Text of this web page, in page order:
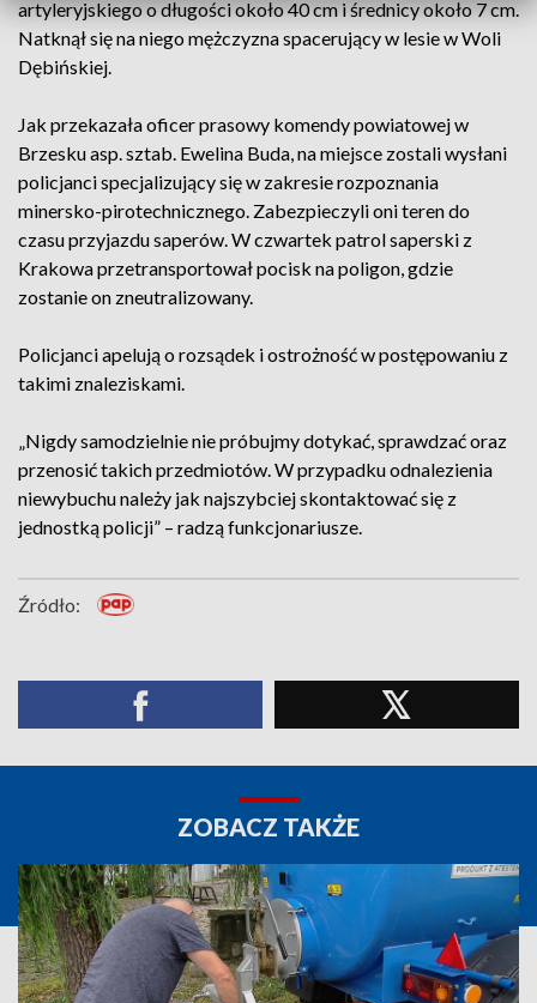
artyleryjskiego o długości około 40 cm i średnicy około 7 cm.
Natknął się na niego mężczyzna spacerujący w lesie w Woli
Dębińskiej.
Jak przekazała oficer prasowy komendy powiatowej w
Brzesku asp. sztab. Ewelina Buda, na miejsce zostali wysłani
policjanci specjalizujący się w zakresie rozpoznania
minersko-pirotechnicznego. Zabezpieczyli oni teren do
czasu przyjazdu saperów. W czwartek patrol saperski z
Krakowa przetransportował pocisk na poligon, gdzie
zostanie on zneutralizowany.
Policjanci apelują o rozsądek i ostrożność w postępowaniu z
takimi znaleziskami.
„Nigdy samodzielnie nie próbujmy dotykać, sprawdzać oraz
przenosić takich przedmiotów. W przypadku odnalezienia
niewybuchu należy jak najszybciej skontaktować się z
jednostką policji” – radzą funkcjonariusze.
Źródło:
ZOBACZ TAKŻE